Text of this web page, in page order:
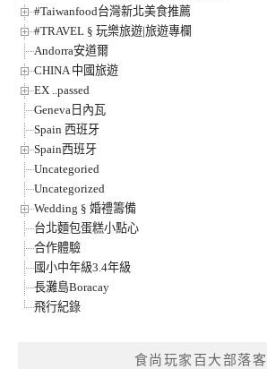
#Taiwanfood台灣新北美食推薦
#TRAVEL § 玩樂旅遊|旅遊專欄
Andorra安道爾
CHINA 中國旅遊
EX ..passed
Geneva日內瓦
Spain 西班牙
Spain西班牙
Uncategoried
Uncategorized
Wedding § 婚禮籌備
台北麵包蛋糕小點心
合作體驗
國小中年級3.4年級
長灘島Boracay
飛行紀錄
食尚玩家百大部落客